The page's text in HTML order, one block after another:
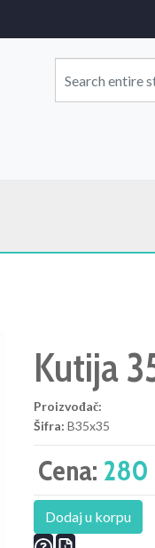
Kutija
Proizvođač:
Šifra: B35x35
Cena: 280
Dodaj u korpu